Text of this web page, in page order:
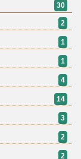
30
2
1
1
4
14
3
2
2